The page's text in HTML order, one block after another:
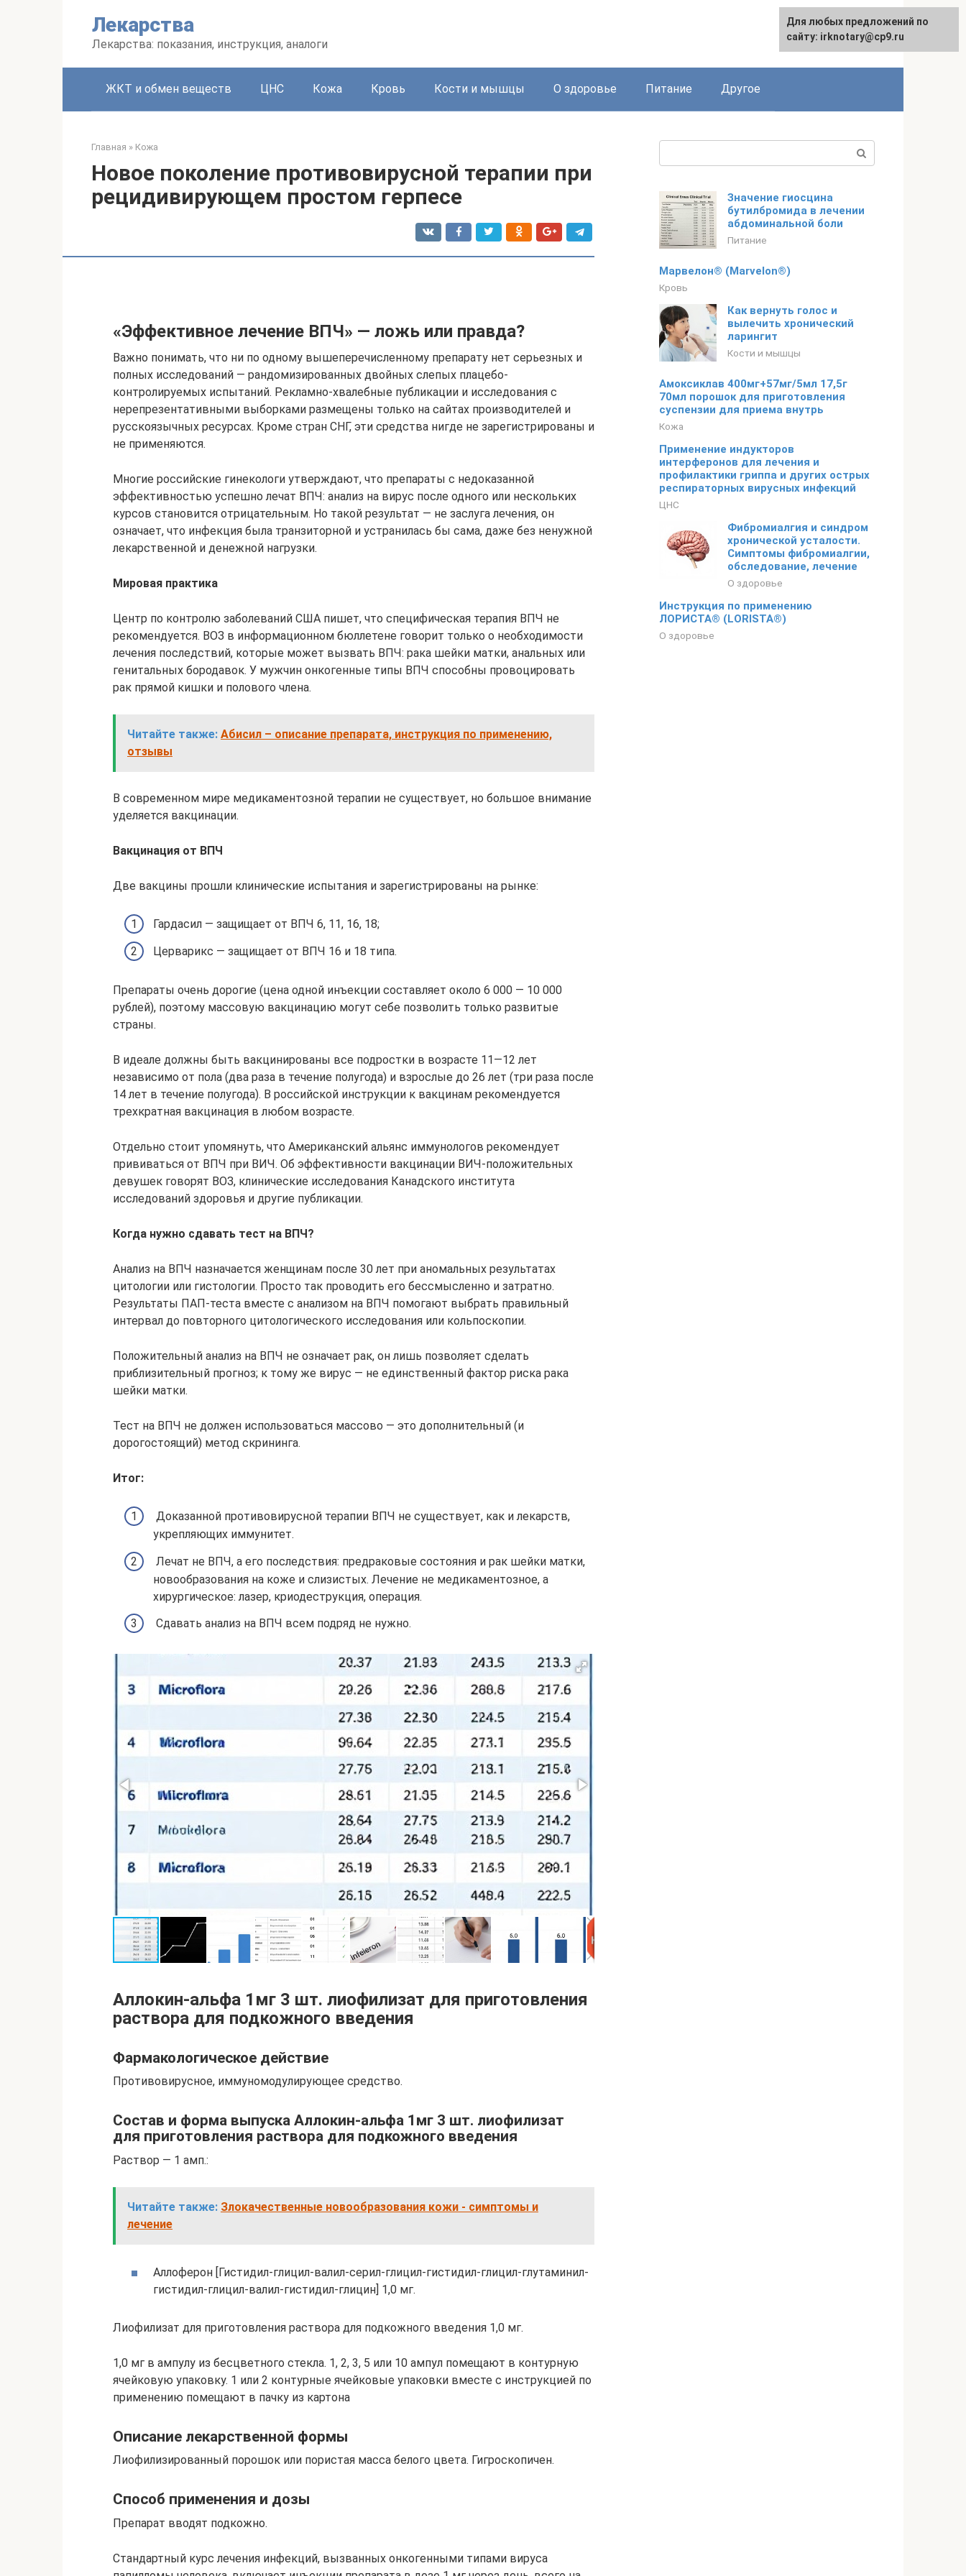
Лекарства
Лекарства: показания, инструкция, аналоги
ЖКТ и обмен веществ ЦНС Кожа Кровь Кости и мышцы О здоровье Питание Другое
Главная » Кожа
Новое поколение противовирусной терапии при
рецидивирующем простом герпесе
«Эффективное лечение ВПЧ» — ложь или правда?
Важно понимать, что ни по одному вышеперечисленному препарату нет серьезных и
полных исследований — рандомизированных двойных слепых плацебо-
контролируемых испытаний. Рекламно-хвалебные публикации и исследования с
нерепрезентативными выборками размещены только на сайтах производителей и
русскоязычных ресурсах. Кроме стран СНГ, эти средства нигде не зарегистрированы и
не применяются.
Многие российские гинекологи утверждают, что препараты с недоказанной
эффективностью успешно лечат ВПЧ: анализ на вирус после одного или нескольких
курсов становится отрицательным. Но такой результат — не заслуга лечения, он
означает, что инфекция была транзиторной и устранилась бы сама, даже без ненужной
лекарственной и денежной нагрузки.
Мировая практика
Центр по контролю заболеваний США пишет, что специфическая терапия ВПЧ не
рекомендуется. ВОЗ в информационном бюллетене говорит только о необходимости
лечения последствий, которые может вызвать ВПЧ: рака шейки матки, анальных или
генитальных бородавок. У мужчин онкогенные типы ВПЧ способны провоцировать
рак прямой кишки и полового члена.
Читайте также: Абисил – описание препарата, инструкция по применению,
отзывы
В современном мире медикаментозной терапии не существует, но большое внимание
уделяется вакцинации.
Вакцинация от ВПЧ
Две вакцины прошли клинические испытания и зарегистрированы на рынке:
Гардасил — защищает от ВПЧ 6, 11, 16, 18;
Церварикс — защищает от ВПЧ 16 и 18 типа.
Препараты очень дорогие (цена одной инъекции составляет около 6 000 — 10 000
рублей), поэтому массовую вакцинацию могут себе позволить только развитые
страны.
В идеале должны быть вакцинированы все подростки в возрасте 11—12 лет
независимо от пола (два раза в течение полугода) и взрослые до 26 лет (три раза после
14 лет в течение полугода). В российской инструкции к вакцинам рекомендуется
трехкратная вакцинация в любом возрасте.
Отдельно стоит упомянуть, что Американский альянс иммунологов рекомендует
прививаться от ВПЧ при ВИЧ. Об эффективности вакцинации ВИЧ-положительных
девушек говорят ВОЗ, клинические исследования Канадского института
исследований здоровья и другие публикации.
Когда нужно сдавать тест на ВПЧ?
Анализ на ВПЧ назначается женщинам после 30 лет при аномальных результатах
цитологии или гистологии. Просто так проводить его бессмысленно и затратно.
Результаты ПАП-теста вместе с анализом на ВПЧ помогают выбрать правильный
интервал до повторного цитологического исследования или кольпоскопии.
Положительный анализ на ВПЧ не означает рак, он лишь позволяет сделать
приблизительный прогноз; к тому же вирус — не единственный фактор риска рака
шейки матки.
Тест на ВПЧ не должен использоваться массово — это дополнительный (и
дорогостоящий) метод скрининга.
Итог:
Доказанной противовирусной терапии ВПЧ не существует, как и лекарств,
укрепляющих иммунитет.
Лечат не ВПЧ, а его последствия: предраковые состояния и рак шейки матки,
новообразования на коже и слизистых. Лечение не медикаментозное, а
хирургическое: лазер, криодеструкция, операция.
Сдавать анализ на ВПЧ всем подряд не нужно.
Аллокин-альфа 1мг 3 шт. лиофилизат для приготовления
раствора для подкожного введения
Фармакологическое действие
Противовирусное, иммуномодулирующее средство.
Состав и форма выпуска Аллокин-альфа 1мг 3 шт. лиофилизат
для приготовления раствора для подкожного введения
Раствор — 1 амп.:
Читайте также: Злокачественные новообразования кожи - симптомы и
лечение
Аллоферон [Гистидил-глицил-валил-серил-глицил-гистидил-глицил-глутаминил-
гистидил-глицил-валил-гистидил-глицин] 1,0 мг.
Лиофилизат для приготовления раствора для подкожного введения 1,0 мг.
1,0 мг в ампулу из бесцветного стекла. 1, 2, 3, 5 или 10 ампул помещают в контурную
ячейковую упаковку. 1 или 2 контурные ячейковые упаковки вместе с инструкцией по
применению помещают в пачку из картона
Описание лекарственной формы
Лиофилизированный порошок или пористая масса белого цвета. Гигроскопичен.
Способ применения и дозы
Препарат вводят подкожно.
Стандартный курс лечения инфекций, вызванных онкогенными типами вируса
Значение гиосцина
бутилбромида в лечении
абдоминальной боли
Питание
Марвелон® (Marvelon®)
Кровь
Как вернуть голос и
вылечить хронический
ларингит
Кости и мышцы
Амоксиклав 400мг+57мг/5мл 17,5г
70мл порошок для приготовления
суспензии для приема внутрь
Кожа
Применение индукторов
интерферонов для лечения и
профилактики гриппа и других острых
респираторных вирусных инфекций
ЦНС
Фибромиалгия и синдром
хронической усталости.
Симптомы фибромиалгии,
обследование, лечение
О здоровье
Инструкция по применению
ЛОРИСТА® (LORISTA®)
О здоровье
Для любых предложений по
сайту: irknotary@cp9.ru